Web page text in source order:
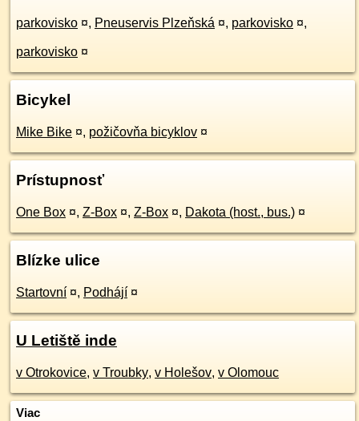
parkovisko ¤, Pneuservis Plzeňská ¤, parkovisko ¤,
parkovisko ¤
Bicykel
Mike Bike ¤, požičovňa bicyklov ¤
Prístupnosť
One Box ¤, Z-Box ¤, Z-Box ¤, Dakota (host., bus.) ¤
Blízke ulice
Startovní ¤, Podhájí ¤
U Letiště inde
v Otrokovice, v Troubky, v Holešov, v Olomouc
Viac